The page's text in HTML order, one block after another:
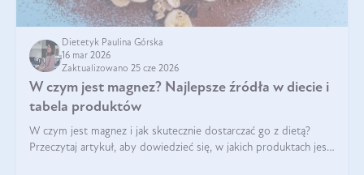
Dietetyk Paulina Górska
16 mar 2026
Zaktualizowano 25 cze 2026
W czym jest magnez? Najlepsze źródła w diecie i
tabela produktów
W czym jest magnez i jak skutecznie dostarczać go z dietą?
Przeczytaj artykuł, aby dowiedzieć się, w jakich produktach jest